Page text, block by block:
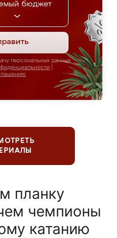
бюджет
персональных данных
планку
чемпионы
катанию